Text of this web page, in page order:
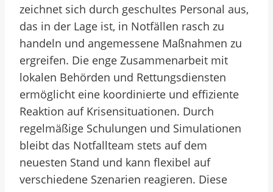
zeichnet sich durch geschultes Personal aus,
das in der Lage ist, in Notfällen rasch zu
handeln und angemessene Maßnahmen zu
ergreifen. Die enge Zusammenarbeit mit
lokalen Behörden und Rettungsdiensten
ermöglicht eine koordinierte und effiziente
Reaktion auf Krisensituationen. Durch
regelmäßige Schulungen und Simulationen
bleibt das Notfallteam stets auf dem
neuesten Stand und kann flexibel auf
verschiedene Szenarien reagieren. Diese